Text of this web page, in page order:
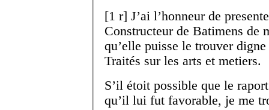
[1 r] J’ai l’honneur de
Constructeur de Batimens de
qu’elle puisse le trouver
Traités sur les arts et metiers.
S’il étoit possible que le
qu’il lui fut favorable, je me